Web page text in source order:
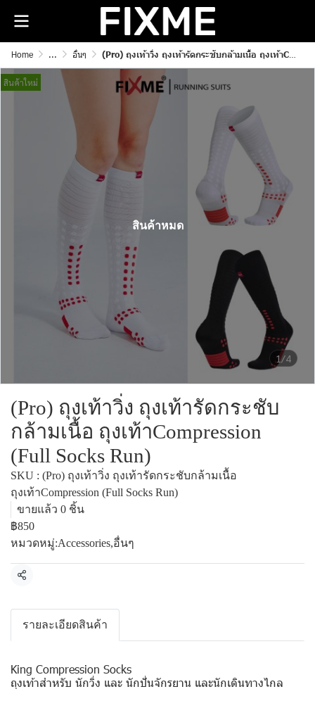
Home ... อื่นๆ (Pro) ถุงเท้าวิ่ง ถุงเท้ารัดกระชับกล้ามเนื้อ ถุงเท้าCompression (Full Socks Run)
1/4
สินค้าใหม่
สินค้าหมด
(Pro) ถุงเท้าวิ่ง ถุงเท้ารัดกระชับ
กล้ามเนื้อ ถุงเท้าCompression
(Full Socks Run)
SKU : (Pro) ถุงเท้าวิ่ง ถุงเท้ารัดกระชับกล้ามเนื้อ
ถุงเท้าCompression (Full Socks Run)
ขายแล้ว 0 ชิ้น
฿850
หมวดหมู่:Accessories,อื่นๆ
แชร์
รายละเอียดสินค้า
King Compression Socks
ถุงเท้าสำหรับ นักวิ่ง และ นักปั่นจักรยาน และนักเดินทางไกล